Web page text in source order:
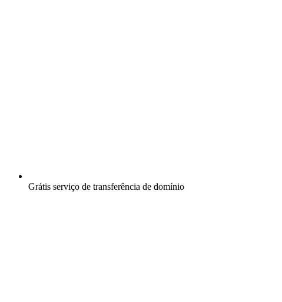
Grátis serviço de transferência de domínio